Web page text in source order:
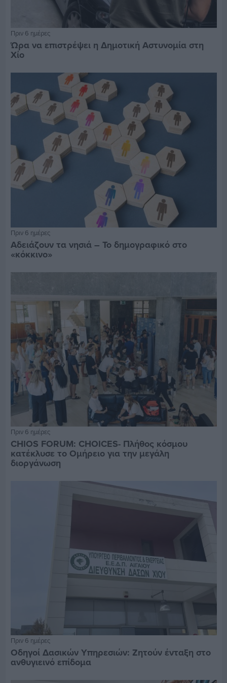
Πριν 6 ημέρες
Ώρα να επιστρέψει η Δημοτική Αστυνομία στη
Χίο
Πριν 6 ημέρες
Αδειάζουν τα νησιά – Το δημογραφικό στο
«κόκκινο»
Πριν 6 ημέρες
CHIOS FORUM: CHOICES- Πλήθος κόσμου
κατέκλυσε το Ομήρειο για την μεγάλη
διοργάνωση
Πριν 6 ημέρες
Οδηγοί Δασικών Υπηρεσιών: Ζητούν ένταξη στο
ανθυγιεινό επίδομα